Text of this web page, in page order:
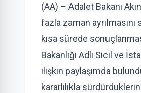
(AA) – Adalet Bakanı
fazla zaman
kısa sürede
Bakanlığı Adli Sicil ve
ilişkin paylaşımda
kararlılıkla